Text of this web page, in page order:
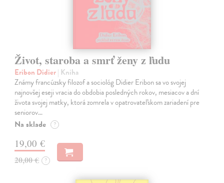
Život, staroba a smrť ženy z ľudu
Eribon Didier| Kniha
Známy francúzsky filozof a sociológ Didier Eribon sa vo svojej
najnovšej eseji vracia do obdobia posledných rokov, mesiacov a dní
života svojej matky, ktorá zomrela v opatrovateľskom zariadení pre
seniorov…
Na sklade ?
19,00 €
20,00 € ?